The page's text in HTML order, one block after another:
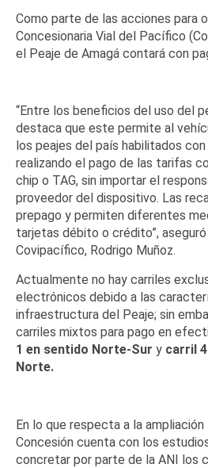
Como parte de las acciones para
Concesionaria Vial del Pacífico
el Peaje de Amagá contará con
“Entre los beneficios del uso del
destaca que este permite al
los peajes del país habilitados
realizando el pago de las tarifas
chip o TAG, sin importar el
proveedor del dispositivo. Las
prepago y permiten diferentes
tarjetas débito o crédito”,
Covipacífico, Rodrigo Muñoz.
Actualmente no hay carriles
electrónicos debido a las
infraestructura del Peaje; sin
carriles mixtos para pago en
1 en sentido Norte-Sur y carril
Norte.
En lo que respecta a la
Concesión cuenta con los
concretar por parte de la ANI los